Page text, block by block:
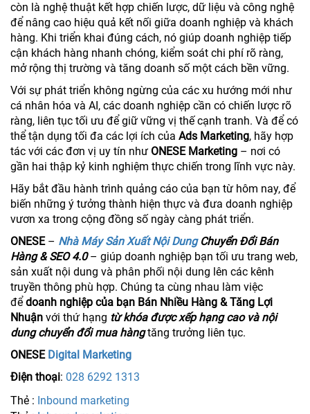
còn là nghệ thuật kết hợp chiến lược, dữ liệu và công nghệ
để nâng cao hiệu quả kết nối giữa doanh nghiệp và khách
hàng. Khi triển khai đúng cách, nó giúp doanh nghiệp tiếp
cận khách hàng nhanh chóng, kiểm soát chi phí rõ ràng,
mở rộng thị trường và tăng doanh số một cách bền vững.
Với sự phát triển không ngừng của các xu hướng mới như
cá nhân hóa và AI, các doanh nghiệp cần có chiến lược rõ
ràng, liên tục tối ưu để giữ vững vị thế cạnh tranh. Và để có
thể tận dụng tối đa các lợi ích của Ads Marketing, hãy hợp
tác với các đơn vị uy tín như ONESE Marketing – nơi có
gần hai thập kỷ kinh nghiệm thực chiến trong lĩnh vực này.
Hãy bắt đầu hành trình quảng cáo của bạn từ hôm nay, để
biến những ý tưởng thành hiện thực và đưa doanh nghiệp
vươn xa trong cộng đồng số ngày càng phát triển.
ONESE– Nhà Máy Sản Xuất Nội DungChuyển Đổi Bán
Hàng & SEO 4.0– giúp doanh nghiệp bạn tối ưu trang web,
sản xuất nội dung và phân phối nội dung lên các kênh
truyền thông phù hợp. Chúng ta cùng nhau làm việc
để doanh nghiệp của bạn Bán Nhiều Hàng & Tăng Lợi
Nhuận với thứ hạng từ khóa được xếp hạng cao và nội
dung chuyển đổi mua hàngtăng trưởng liên tục.
ONESE Digital Marketing
Điện thoại: 028 6292 1313
Thẻ : Inbound marketing